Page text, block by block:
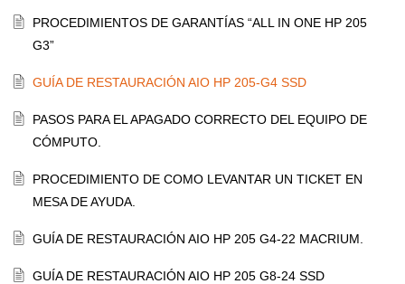
PROCEDIMIENTOS DE GARANTÍAS “ALL IN ONE HP 205
G3”
GUÍA DE RESTAURACIÓN AIO HP 205-G4 SSD
PASOS PARA EL APAGADO CORRECTO DEL EQUIPO DE
CÓMPUTO.
PROCEDIMIENTO DE COMO LEVANTAR UN TICKET EN
MESA DE AYUDA.
GUÍA DE RESTAURACIÓN AIO HP 205 G4-22 MACRIUM.
GUÍA DE RESTAURACIÓN AIO HP 205 G8-24 SSD